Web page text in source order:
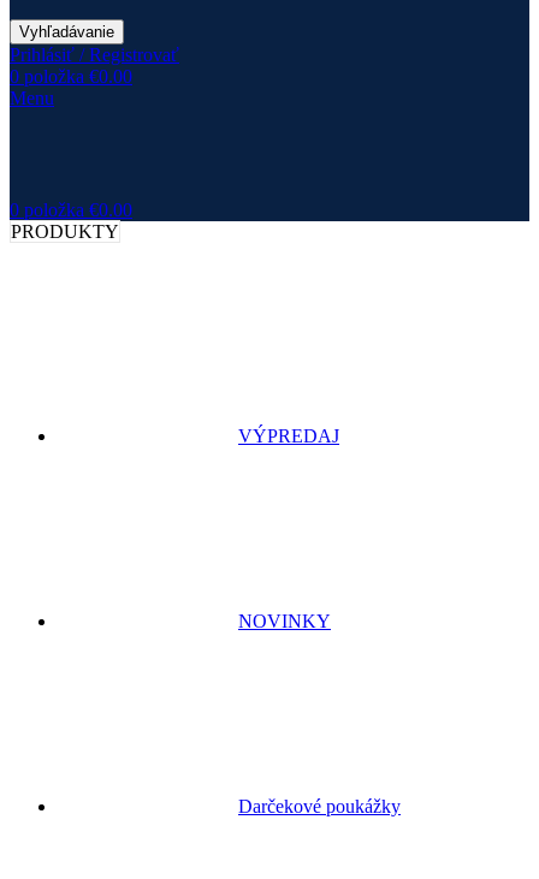
Vyhľadávanie
Prihlásiť / Registrovať
0 položka €0.00
Menu
0 položka €0.00
PRODUKTY
VÝPREDAJ
NOVINKY
Darčekové poukážky